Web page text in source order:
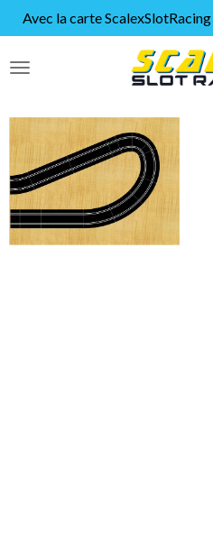
Passer
au
contenu
Avec la carte